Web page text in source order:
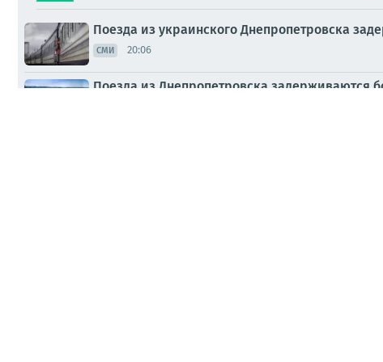
Поезда из украинского Днепропетровска
СМИ 20:06
Поезда из Днепропетровска задерживаются